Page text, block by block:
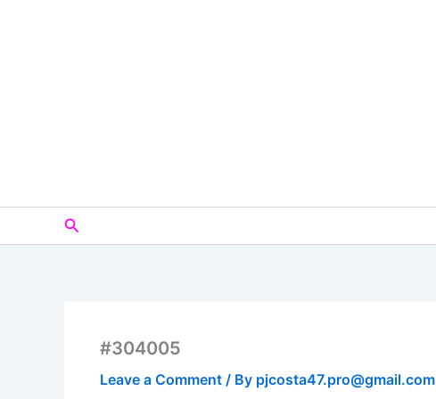
Search
#304005
Leave a Comment / By pjcosta47.pro@gmail.com